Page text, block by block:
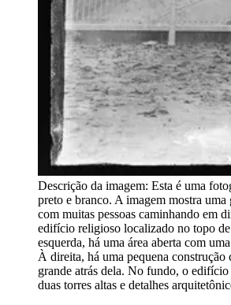
Descrição da imagem: Esta é uma
preto e branco. A imagem mostra uma
com muitas pessoas caminhando em
edifício religioso localizado no topo
esquerda, há uma área aberta com
À direita, há uma pequena construção
grande atrás dela. No fundo, o
duas torres altas e detalhes